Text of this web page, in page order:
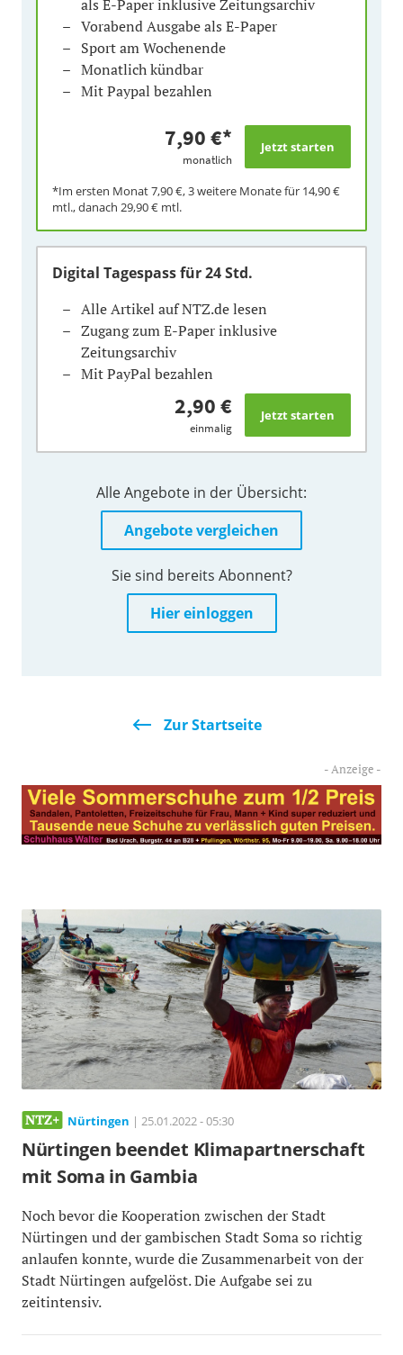
als E-Paper inklusive Zeitungsarchiv
Vorabend Ausgabe als E-Paper
Sport am Wochenende
Monatlich kündbar
Mit Paypal bezahlen
7,90 €*
monatlich
*Im ersten Monat7,90 €, 3 weitere Monate für 14,90 €
mtl., danach 29,90 € mtl.
Digital Tagespassfür 24 Std.
Alle Artikel auf NTZ.de lesen
Zugang zum E-Paper inklusive
Zeitungsarchiv
Mit PayPal bezahlen
2,90 €
einmalig
Alle Angebote in der Übersicht:
Angebote vergleichen
Sie sind bereits Abonnent?
Hier einloggen
Zur Startseite
Nürtingen | 25.01.2022 - 05:30
Nürtingen beendet Klimapartnerschaft
mit Soma in Gambia
Noch bevor die Kooperation zwischen der Stadt
Nürtingen und der gambischen Stadt Soma so richtig
anlaufen konnte, wurde die Zusammenarbeit von der
Stadt Nürtingen aufgelöst. Die Aufgabe sei zu
zeitintensiv.